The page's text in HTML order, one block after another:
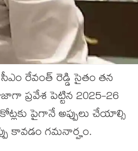
రేవంత్ రెడ్డి సైతం త‌న
ప్ర‌వేశ పెట్టిన 2025-26
పైగానే అప్పులు చేయాల్సి
కావ‌డం గ‌మ‌నార్హం.